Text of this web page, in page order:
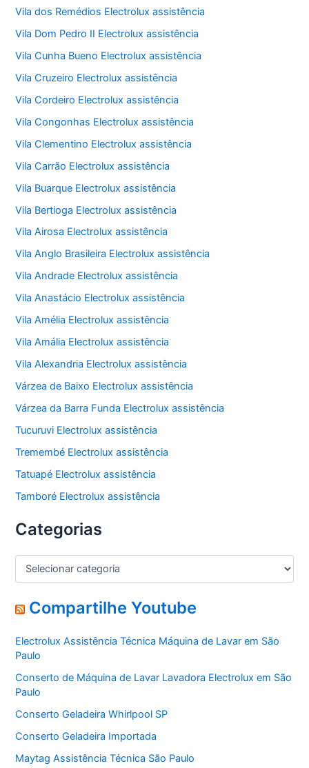
Vila dos Remédios Electrolux assistência
Vila Dom Pedro II Electrolux assistência
Vila Cunha Bueno Electrolux assistência
Vila Cruzeiro Electrolux assistência
Vila Cordeiro Electrolux assistência
Vila Congonhas Electrolux assistência
Vila Clementino Electrolux assistência
Vila Carrão Electrolux assistência
Vila Buarque Electrolux assistência
Vila Bertioga Electrolux assistência
Vila Airosa Electrolux assistência
Vila Anglo Brasileira Electrolux assistência
Vila Andrade Electrolux assistência
Vila Anastácio Electrolux assistência
Vila Amélia Electrolux assistência
Vila Amália Electrolux assistência
Vila Alexandria Electrolux assistência
Várzea de Baixo Electrolux assistência
Várzea da Barra Funda Electrolux assistência
Tucuruvi Electrolux assistência
Tremembé Electrolux assistência
Tatuapé Electrolux assistência
Tamboré Electrolux assistência
Categorias
C
e
g
r
i
a
s
Compartilhe Youtube
Electrolux Assistência Técnica Máquina de Lavar em São
Paulo
Conserto de Máquina de Lavar Lavadora Electrolux em São
Paulo
Conserto Geladeira Whirlpool SP
Conserto Geladeira Importada
Maytag Assistência Técnica São Paulo